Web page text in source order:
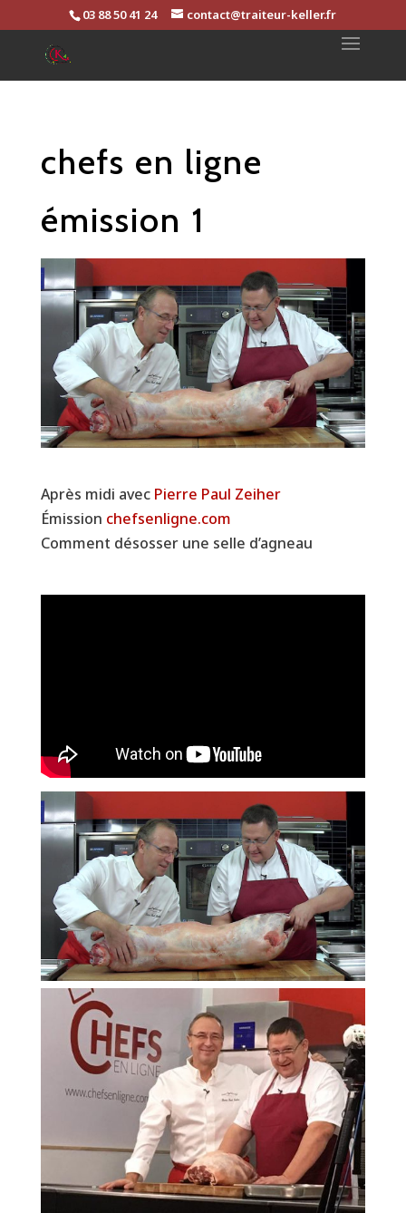
03 88 50 41 24 contact@traiteur-keller.fr
chefs en ligne
émission 1
Après midi avec Pierre Paul Zeiher
Émission chefsenligne.com
Comment désosser une selle d’agneau